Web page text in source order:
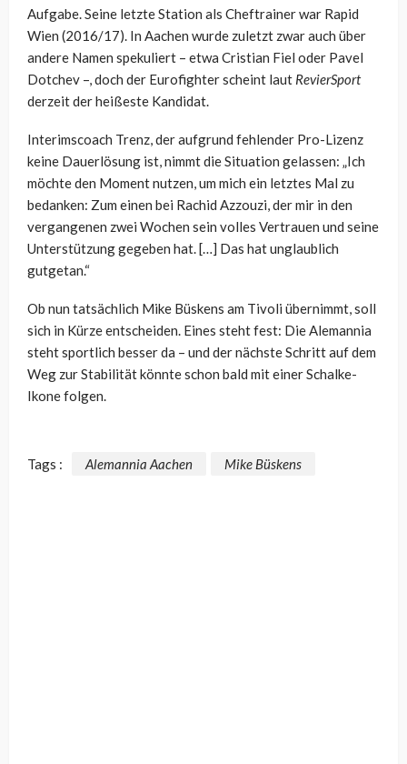
Aufgabe. Seine letzte Station als Cheftrainer war Rapid
Wien (2016/17). In Aachen wurde zuletzt zwar auch über
andere Namen spekuliert – etwa Cristian Fiel oder Pavel
Dotchev –, doch der Eurofighter scheint laut RevierSport
derzeit der heißeste Kandidat.
Interimscoach Trenz, der aufgrund fehlender Pro-Lizenz
keine Dauerlösung ist, nimmt die Situation gelassen: „Ich
möchte den Moment nutzen, um mich ein letztes Mal zu
bedanken: Zum einen bei Rachid Azzouzi, der mir in den
vergangenen zwei Wochen sein volles Vertrauen und seine
Unterstützung gegeben hat. […] Das hat unglaublich
gutgetan.“
Ob nun tatsächlich Mike Büskens am Tivoli übernimmt, soll
sich in Kürze entscheiden. Eines steht fest: Die Alemannia
steht sportlich besser da – und der nächste Schritt auf dem
Weg zur Stabilität könnte schon bald mit einer Schalke-
Ikone folgen.
Tags : Alemannia Aachen Mike Büskens